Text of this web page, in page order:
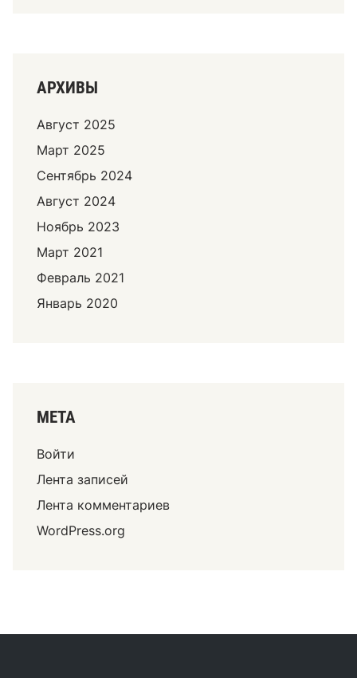
АРХИВЫ
Август 2025
Март 2025
Сентябрь 2024
Август 2024
Ноябрь 2023
Март 2021
Февраль 2021
Январь 2020
МЕТА
Войти
Лента записей
Лента комментариев
WordPress.org